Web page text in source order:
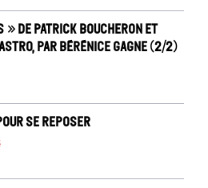
» de Patrick Boucheron et
par Bérénice Gagne (2/2)
se reposer